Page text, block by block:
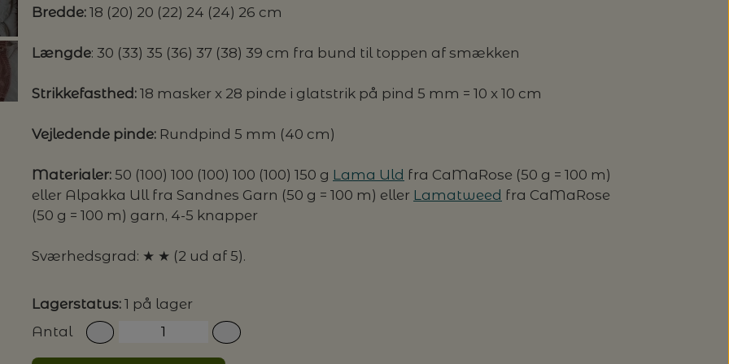
MILJØVENLIGE VASKEMIDLER
Bredde: 18 (20) 20 (22) 24 (24) 26 cm
Længde: 30 (33) 35 (36) 37 (38) 39 cm fra bund til toppen af smækken
Strikkefasthed: 18 masker x 28 pinde i glatstrik på pind 5 mm = 10 x 10 cm
Vejledende pinde: Rundpind 5 mm (40 cm)
Materialer: 50 (100) 100 (100) 100 (100) 150 g Lama Uld fra CaMaRose (50 g = 100 m)
eller Alpakka Ull fra Sandnes Garn (50 g = 100 m) eller Lamatweed fra CaMaRose
(50 g = 100 m) garn, 4-5 knapper
Sværhedsgrad: ★ ★ (2 ud af 5).
Lagerstatus: 1 på lager
Antal